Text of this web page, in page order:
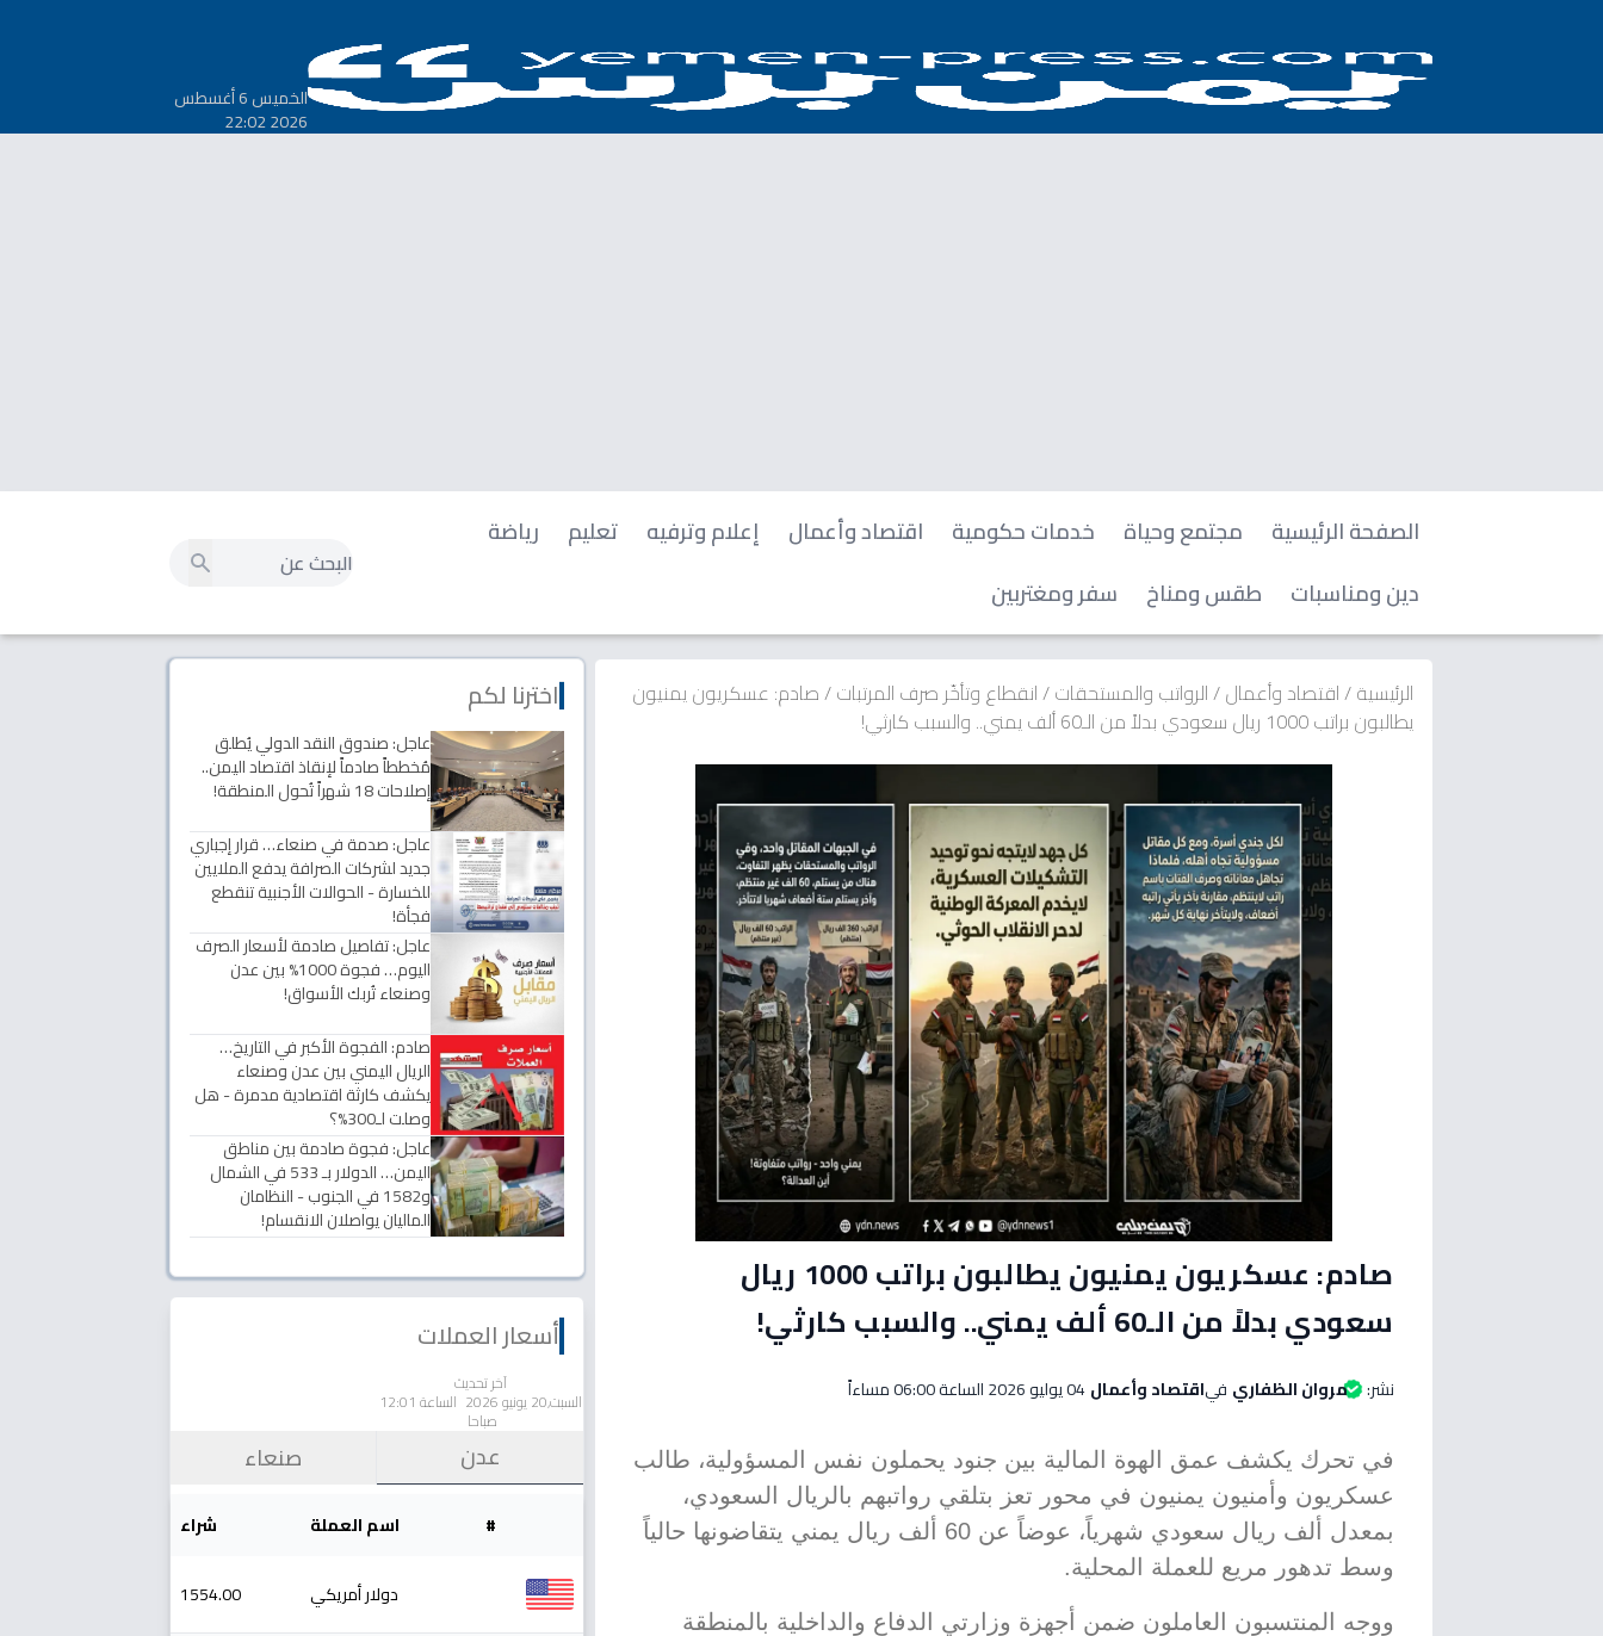
الخميس 6 أغسطس
2026 22:02
الصفحة الرئيسية مجتمع وحياة خدمات حكومية اقتصاد وأعمال إعلام وترفيه تعليم
رياضة
دين ومناسبات
طقس ومناخ سفر ومغتربين
الرئيسية/اقتصاد وأعمال/الرواتب والمستحقات/انقطاع وتأخّر صرف المرتبات/صادم: عسكريون يمنيون
يطالبون براتب 1000 ريال سعودي بدلاً من الـ60 ألف يمني.. والسبب كارثي!
صادم: عسكريون يمنيون يطالبون براتب 1000 ريال
سعودي بدلاً من الـ60 ألف يمني.. والسبب كارثي!
نشر: مروان الظفاري فياقتصاد وأعمال04 يوليو 2026 الساعة 06:00 مساءاً
في تحرك يكشف عمق الهوة المالية بين جنود يحملون نفس المسؤولية، طالب
عسكريون وأمنيون يمنيون في محور تعز بتلقي رواتبهم بالريال السعودي،
بمعدل ألف ريال سعودي شهرياً، عوضاً عن 60 ألف ريال يمني يتقاضونها حالياً
وسط تدهور مريع للعملة المحلية.
ووجه المنتسبون العاملون ضمن أجهزة وزارتي الدفاع والداخلية بالمنطقة
اخترنا لكم
عاجل: صندوق النقد الدولي يُطلق
مُخططاً صادماً لإنقاذ اقتصاد اليمن..
إصلاحات 18 شهراً تُحول المنطقة!
عاجل: صدمة في صنعاء… قرار إجباري
جديد لشركات الصرافة يدفع الملايين
للخسارة - الحوالات الأجنبية تنقطع
فجأة!
عاجل: تفاصيل صادمة لأسعار الصرف
اليوم… فجوة 1000% بين عدن
وصنعاء تُربك الأسواق!
صادم: الفجوة الأكبر في التاريخ…
الريال اليمني بين عدن وصنعاء
يكشف كارثة اقتصادية مدمرة - هل
وصلت لـ300%؟
عاجل: فجوة صادمة بين مناطق
اليمن… الدولار بـ 533 في الشمال
و1582 في الجنوب - النظامان
الماليان يواصلان الانقسام!
أسعار العملات
آخر تحديث
السبت,20 يونيو 2026 الساعة 12:01
صباحا
عدن صنعاء
# اسم العملة شراء
دولار أمريكي 1554.00